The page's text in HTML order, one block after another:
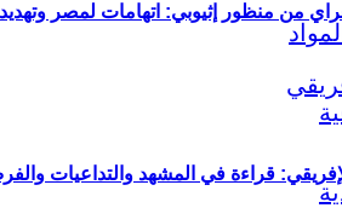
من منظور إثيوبي: اتهامات لمصر وتهديد
قراءة في المشهد والتداعيات